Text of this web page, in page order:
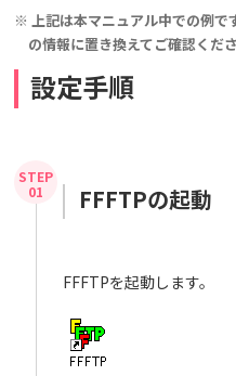
※ 上記は本マニュアル中での例で
の情報に置き換えてご確認くださ
設定手順
FFFTPの起動
FFFTPを起動します。